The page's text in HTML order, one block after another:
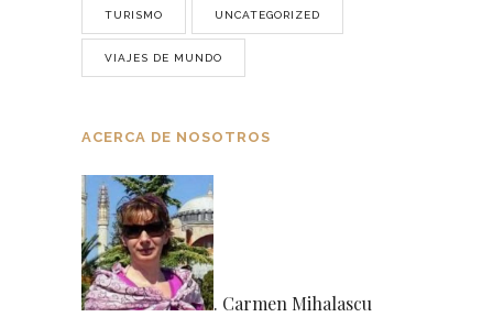
TURISMO UNCATEGORIZED
VIAJES DE MUNDO
ACERCA DE NOSOTROS
. Carmen Mihalascu